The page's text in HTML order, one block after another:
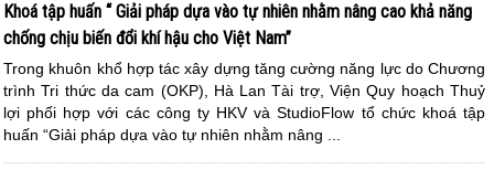
Khoá tập huấn “ Giải pháp dựa vào tự nhiên nhằm nâng cao khả năng
chống chịu biến đổi khí hậu cho Việt Nam”
Trong khuôn khổ hợp tác xây dựng tăng cường năng lực do Chương
trình Tri thức da cam (OKP), Hà Lan Tài trợ, Viện Quy hoạch Thuỷ
lợi phối hợp với các công ty HKV và StudioFlow tổ chức khoá tập
huấn “Giải pháp dựa vào tự nhiên nhằm nâng ...